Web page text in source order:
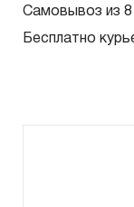
Самовывоз из 8
Бесплатно